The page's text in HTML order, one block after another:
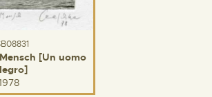
[Un uomo